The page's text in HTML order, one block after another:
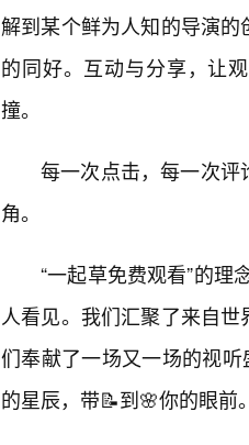
解到某个鲜为人知的导演
的同好。互动与分享，让
撞。
每一次点击，每一次
角。
“一起草免费观看”的理
人看见。我们汇聚了来自
们奉献了一场又一场的视
的星辰，带📝到🌸你的眼前。